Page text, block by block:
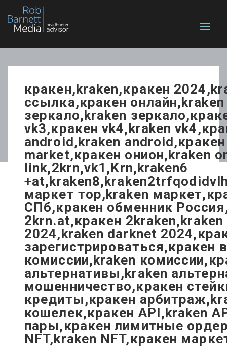
кракен,kraken,кракен
ссылка,кракен
зеркало,kraken
vk3,кракен vk4,kraken
android,kraken
market,кракен онион,kraken
link,2krn,vk1,Krn,kraken6
маркет тор,kraken
СПб,кракен обменник
2krn.at,кракен
2024,kraken darknet
комиссии,kraken
альтернативы,kraken
мошенничество,кракен
кредиты,кракен
кошелек,кракен API,kraken
пары,кракен лимитные
NFT,kraken NFT,кракен